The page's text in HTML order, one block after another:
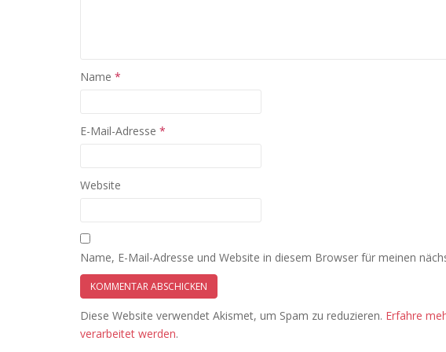
Name *
E-Mail-Adresse *
Website
Name, E-Mail-Adresse und Website in diesem Browser für meinen
Diese Website verwendet Akismet, um Spam zu reduzieren. Erfahre
verarbeitet werden.